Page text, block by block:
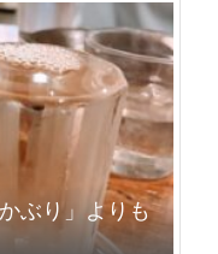
ぶり」よりも